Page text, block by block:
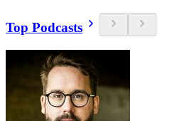
Top Podcasts